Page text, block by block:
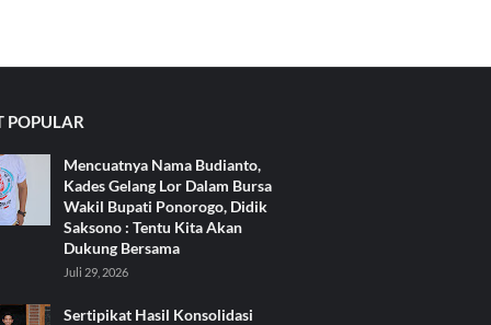
POPULAR
Mencuatnya Nama Budianto,
Kades Gelang Lor Dalam Bursa
Wakil Bupati Ponorogo, Didik
Saksono : Tentu Kita Akan
Dukung Bersama
Juli 29, 2026
Sertipikat Hasil Konsolidasi